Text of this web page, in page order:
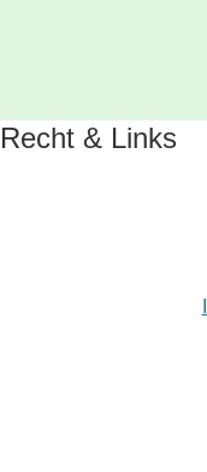
Recht & Links